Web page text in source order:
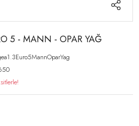
5 - MANN - OPAR YAĞ